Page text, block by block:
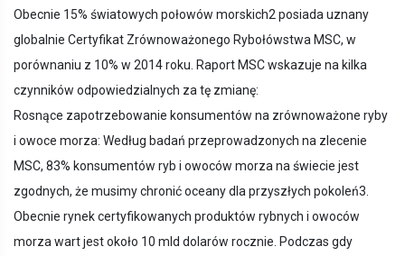
Obecnie 15% światowych połowów morskich2 posiada uznany
globalnie Certyfikat Zrównoważonego Rybołówstwa MSC, w
porównaniu z 10% w 2014 roku. Raport MSC wskazuje na kilka
czynników odpowiedzialnych za tę zmianę:
Rosnące zapotrzebowanie konsumentów na zrównoważone ryby
i owoce morza: Według badań przeprowadzonych na zlecenie
MSC, 83% konsumentów ryb i owoców morza na świecie jest
zgodnych, że musimy chronić oceany dla przyszłych pokoleń3.
Obecnie rynek certyfikowanych produktów rybnych i owoców
morza wart jest około 10 mld dolarów rocznie. Podczas gdy